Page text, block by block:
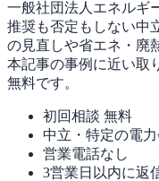
一般社団法人エネルギ
推奨も否定もしない中
の見直しや省エネ・廃
本記事の事例に近い取
無料です。
初回相談 無料
中立・特定の電
営業電話なし
3営業日以内に返